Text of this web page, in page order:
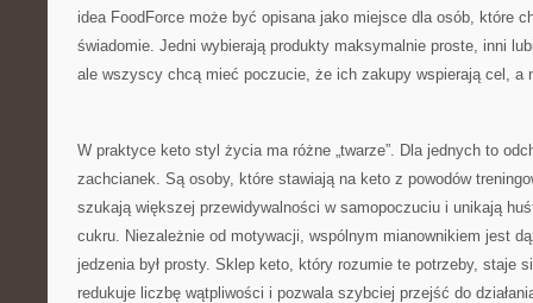
idea FoodForce może być opisana jako miejsce dla osób, które
świadomie. Jedni wybierają produkty maksymalnie proste, inni
ale wszyscy chcą mieć poczucie, że ich zakupy wspierają cel, a
W praktyce keto styl życia ma różne „twarze”. Dla jednych to
zachcianek. Są osoby, które stawiają na keto z powodów
szukają większej przewidywalności w samopoczuciu i unikają
cukru. Niezależnie od motywacji, wspólnym mianownikiem jest
jedzenia był prosty. Sklep keto, który rozumie te potrzeby, staje
redukuje liczbę wątpliwości i pozwala szybciej przejść do